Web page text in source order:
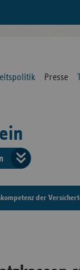
Presse
der
der